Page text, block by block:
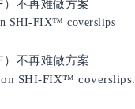
SHI-FIX™ coverslips
SHI-FIX™ coverslips.